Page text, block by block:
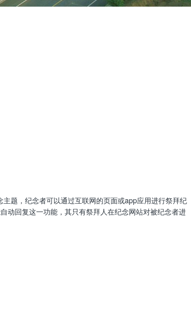
题，纪念者可以通过互联网的页面或app应用进行祭拜纪
动回复这一功能，其只有祭拜人在纪念网站对被纪念者进